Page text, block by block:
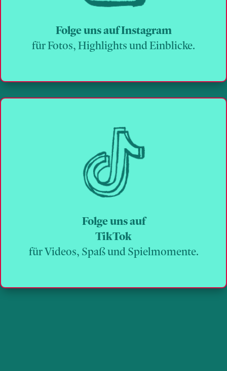
Folge uns auf Instagram
für Fotos, Highlights und Einblicke.
Folge uns auf
TikTok
für Videos, Spaß und Spielmomente.